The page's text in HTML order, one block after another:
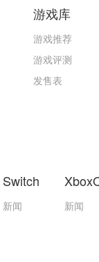
游戏库
游戏推荐
游戏评测
发售表
Switch
新闻 新闻